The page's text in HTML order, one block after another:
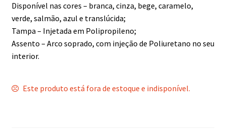
Disponível nas cores – branca, cinza, bege, caramelo,
verde, salmão, azul e translúcida;
Tampa – Injetada em Polipropileno;
Assento – Arco soprado, com injeção de Poliuretano no seu
interior.
Este produto está fora de estoque e indisponível.